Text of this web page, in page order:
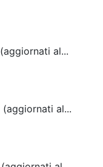
(aggiornati al...
(aggiornati al...